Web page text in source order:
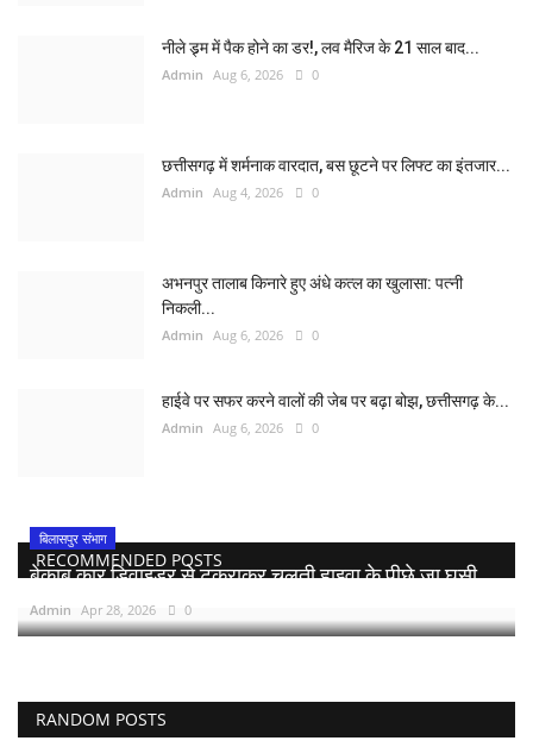
नीले ड्र्म में पैक होने का डर!, लव मैरिज के 21 साल बाद...
Admin Aug 6, 2026 0
छत्तीसगढ़ में शर्मनाक वारदात, बस छूटने पर लिफ्ट का इंतजार...
Admin Aug 4, 2026 0
अभनपुर तालाब किनारे हुए अंधे कत्ल का खुलासा: पत्नी
निकली...
Admin Aug 6, 2026 0
हाईवे पर सफर करने वालों की जेब पर बढ़ा बोझ, छत्तीसगढ़ के...
Admin Aug 6, 2026 0
RECOMMENDED POSTS
बिलासपुर संभाग
बेकाबू कार डिवाइडर से टकराकर चलती हाइवा के पीछे जा घुसी,...
Admin Apr 28, 2026 0
RANDOM POSTS